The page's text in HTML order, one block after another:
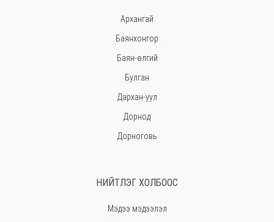
Архангай
Баянхонгор
Баян-өлгий
Булган
Дархан-уул
Дорнод
Дорноговь
Хэнтий
НИЙТЛЭГ ХОЛБООС
Мэдээ мэдээлэл